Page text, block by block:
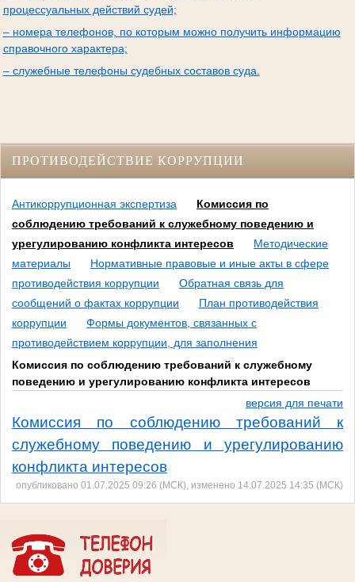
процессуальных действий судей;
– номера телефонов, по которым можно получить информацию
справочного характера;
– служебные телефоны судебных составов суда.
ПРОТИВОДЕЙСТВИЕ КОРРУПЦИИ
Антикоррупционная экспертиза
Комиссия по
соблюдению требований к служебному поведению и
урегулированию конфликта интересов
Методические
материалы
Нормативные правовые и иные акты в сфере
противодействия коррупции
Обратная связь для
сообщений о фактах коррупции
План противодействия
коррупции
Формы документов, связанных с
противодействием коррупции, для заполнения
Комиссия по соблюдению требований к служебному
поведению и урегулированию конфликта интересов
версия для печати
Комиссия по соблюдению требований к
служебному поведению и урегулированию
конфликта интересов
опубликовано 01.07.2025 09:26 (МСК), изменено 14.07.2025 14:35 (МСК)